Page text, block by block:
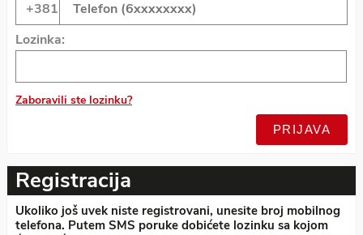
Lozinka:
Zaboravili ste lozinku?
Registracija
Ukoliko još uvek niste registrovani, unesite broj mobilnog
telefona. Putem SMS poruke dobićete lozinku sa kojom